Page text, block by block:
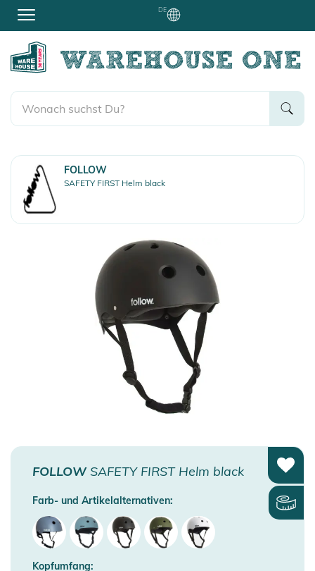
DE
FOLLOW
SAFETY FIRST Helm black
FOLLOWSAFETY FIRST Helm black
Farb- und Artikelalternativen:
Kopfumfang: